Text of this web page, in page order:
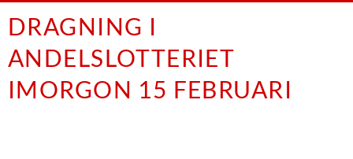
DRAGNING I
ANDELSLOTTERIET
IMORGON 15 FEBRUARI